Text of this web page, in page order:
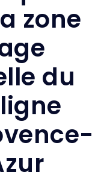
zone
du